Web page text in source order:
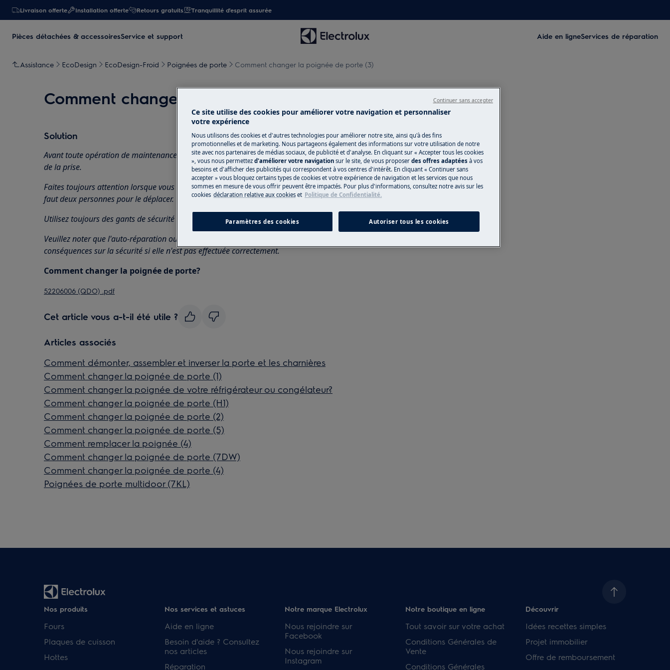
Livraison offerte Installation offerte Retours gratuits Tranquillité d'esprit assurée
Pièces détachées & accessoiresService et support Aide en ligneServices de réparation
Assistance EcoDesign EcoDesign-Froid Poignées de porte Comment changer la poignée de porte (3)
Comment changer la poignée de porte (3)
Solution
Avant toute opération de maintenance, éteignez l'appareil et débranchez la fiche secteur
de laprise.
Faites toujours attention lorsque vous déplacez des appareils, pour les appareils lourds, il
faut deux personnes pour le déplacer.
Utilisez toujours des gants de sécurité et des chaussures fermées.
Veuillez noter que l'auto-réparation ou la réparation non professionnelle peut avoir des
conséquences sur la sécurité si elle n'est pas effectuée correctement.
Comment changer la poignée de porte?
52206006 (QDO) .pdf
Cet article vous a-t-il été utile ?
Articles associés
Comment démonter, assembler et inverser la porte et les charnières
Comment changer la poignée de porte (1)
Comment changer la poignée de votre réfrigérateur ou congélateur?
Comment changer la poignée de porte (H1)
Comment changer la poignée de porte (2)
Comment changer la poignée de porte (5)
Comment remplacer la poignée (4)
Comment changer la poignée de porte (7DW)
Comment changer la poignée de porte (4)
Poignées de porte multidoor (7KL)
Nos produits
Fours
Plaques de cuisson
Hottes
Nos services et astuces
Aide en ligne
Besoin d'aide ? Consultez
nos articles
Réparation
Notre marque Electrolux
Nous rejoindre sur
Facebook
Nous rejoindre sur
Instagram
Notre boutique en ligne
Tout savoir sur votre achat
Conditions Générales de
Vente
Conditions Générales
Découvrir
Idées recettes simples
Projet immobilier
Offre de remboursement
Ce site utilise des cookies pour améliorer votre navigation et personnaliser
votre expérience
Nous utilisons des cookies et d'autres technologies pour améliorer notre site, ainsi qu'à des fins
promotionnelles et de marketing. Nous partageons également des informations sur votre utilisation de notre
site avec nos partenaires de médias sociaux, de publicité et d'analyse. En cliquant sur « Accepter tous les cookies
», vous nous permettez d'améliorer votre navigation sur le site, de vous proposer des offres adaptées à vos
besoins et d'afficher des publicités qui correspondent à vos centres d'intérêt. En cliquant « Continuer sans
accepter » vous bloquez certains types de cookies et votre expérience de navigation et les services que nous
sommes en mesure de vous offrir peuvent être impactés. Pour plus d'informations, consultez notre avis sur les
cookies déclaration relative aux cookies et Politique de Confidentialité.
Paramètres des cookies Autoriser tous les cookies
Continuer sans accepter